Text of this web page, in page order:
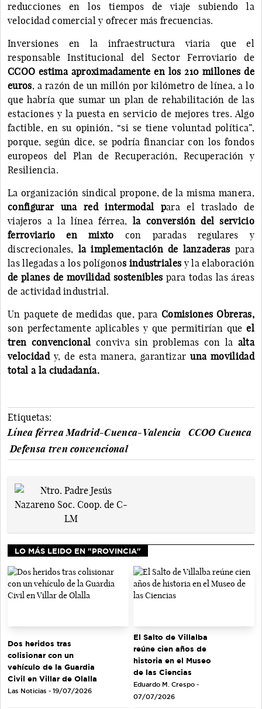
reducciones en los tiempos de viaje subiendo la
velocidad comercial y ofrecer más frecuencias.
Inversiones en la infraestructura viaria que el
responsable Institucional del Sector Ferroviario de
CCOO estima aproximadamente en los 210 millones de
euros, a razón de un millón por kilómetro de línea, a lo
que habría que sumar un plan de rehabilitación de las
estaciones y la puesta en servicio de mejores tres. Algo
factible, en su opinión, “si se tiene voluntad política”,
porque, según dice, se podría financiar con los fondos
europeos del Plan de Recuperación, Recuperación y
Resiliencia.
La organización sindical propone, de la misma manera,
configurar una red intermodal para el traslado de
viajeros a la línea férrea, la conversión del servicio
ferroviario en mixto con paradas regulares y
discrecionales, la implementación de lanzaderas para
las llegadas a los polígonos industriales y la elaboración
de planes de movilidad sosteniblespara todas las áreas
de actividad industrial.
Un paquete de medidas que, para Comisiones Obreras,
son perfectamente aplicables y que permitirían queel
tren convencional conviva sin problemas con la alta
velocidad y, de esta manera, garantizar una movilidad
total a la ciudadanía.
Etiquetas:
Línea férrea Madrid-Cuenca-Valencia
CCOO Cuenca
Defensa tren convencional
LO MÁS LEIDO EN "PROVINCIA"
Dos heridos tras
colisionar con un
vehículo de la Guardia
Civil en Villar de Olalla
Las Noticias - 19/07/2026
El Salto de Villalba
reúne cien años de
historia en el Museo
de las Ciencias
Eduardo M. Crespo -
07/07/2026